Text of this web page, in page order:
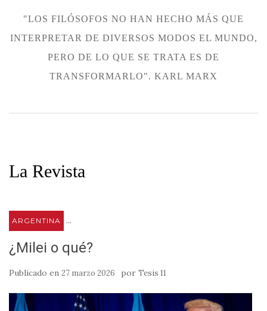
"LOS FILÓSOFOS NO HAN HECHO MÁS QUE
INTERPRETAR DE DIVERSOS MODOS EL MUNDO,
PERO DE LO QUE SE TRATA ES DE
TRANSFORMARLO". KARL MARX
La Revista
ARGENTINA ...
¿Milei o qué?
Publicado en 27 marzo 2026 por Tesis 11